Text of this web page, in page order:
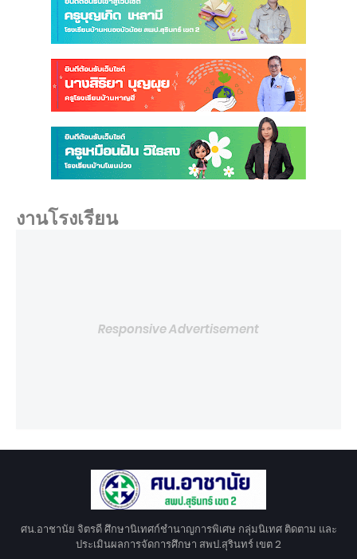
งานโรงเรียน
Responsive Advertisement
ศน.อาชานัย จิตรดี ศึกษานิเทศก์ชำนาญการพิเศษ กลุ่มนิเทศ ติดตาม และ
ประเมินผลการจัดการศึกษา สพป.สุรินทร์ เขต 2